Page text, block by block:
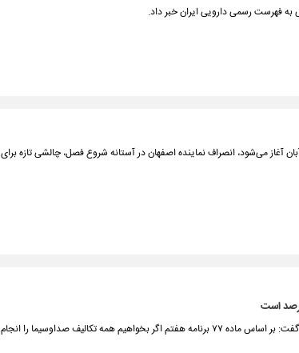
آغاز می‌شود، انصراف نماینده اصفهان در آستانه شروع فصل، چالشی تازه
رئیس سازمان صداوسیما در جمع خبرنگاران گفت: بر اساس ماده ۷۷ برنامه هفتم اگر بخواهیم همه تکالیف